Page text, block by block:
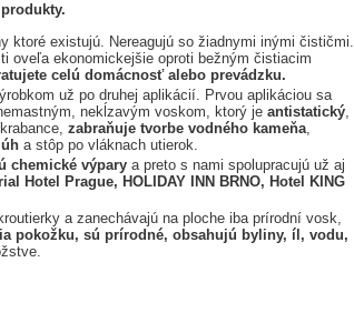
ktoré existujú. Nereagujú so žiadnymi inými čističmi.
oveľa ekonomickejšie oproti bežným čistiacim
celú domácnosť alebo prevádzku.
už po druhej aplikácií. Prvou aplikáciou sa
nekĺzavým voskom, ktorý je antistatický,
zabraňuje tvorbe vodného kameňa,
a stôp po vláknach utierok.
chemické výpary a preto s nami spolupracujú už aj
Hotel Prague, HOLIDAY INN BRNO, Hotel KING
a zanechávajú na ploche iba prírodní vosk,
pokožku, sú prírodné, obsahujú byliny, íl, vodu,